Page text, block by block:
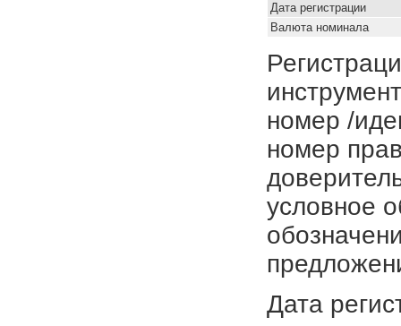
Дата регистрации
Валюта номинала
номер /
номер
условное
Дата